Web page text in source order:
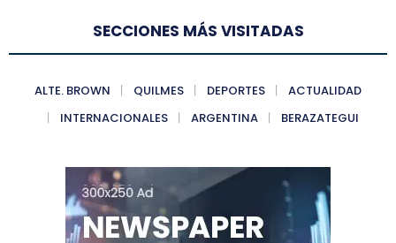
SECCIONES MÁS VISITADAS
ALTE. BROWN QUILMES DEPORTES
ACTUALIDAD
INTERNACIONALES
ARGENTINA BERAZATEGUI